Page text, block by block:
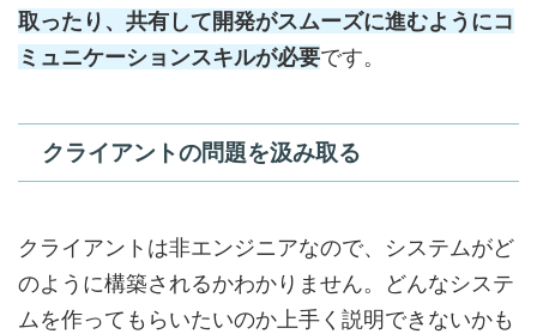
取ったり、共有して開発がスムーズに進むようにコ
ミュニケーションスキルが必要です。
クライアントの問題を汲み取る
クライアントは非エンジニアなので、システムがど
のように構築されるかわかりません。どんなシステ
ムを作ってもらいたいのか上手く説明できないかも